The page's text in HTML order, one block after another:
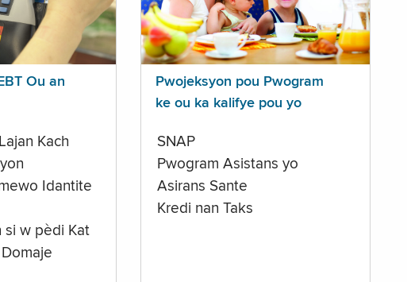
Ou an
Kach
Idantite
si w pèdi Kat
Pwojeksyon pou Pwogram
ke ou ka kalifye pou yo
SNAP
Pwogram Asistans yo
Asirans Sante
Kredi nan Taks